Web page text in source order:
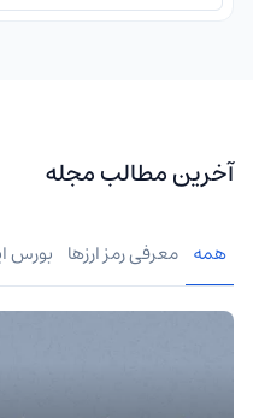
آخرین مطالب مجله
همه معرفی رمز ارزها بورس